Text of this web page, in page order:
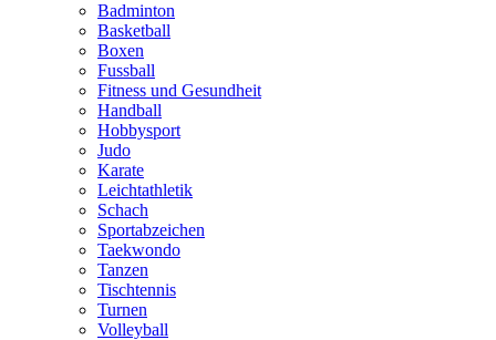
Badminton
Basketball
Boxen
Fussball
Fitness und Gesundheit
Handball
Hobbysport
Judo
Karate
Leichtathletik
Schach
Sportabzeichen
Taekwondo
Tanzen
Tischtennis
Turnen
Volleyball